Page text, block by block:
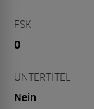
FSK
0
UNTERTITEL
Nein